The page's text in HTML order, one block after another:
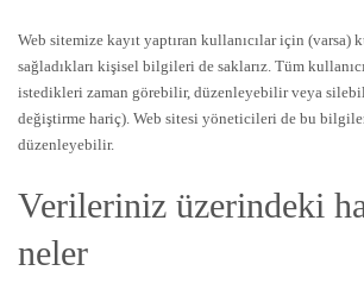
Web sitemize kayıt yaptıran kullanıcılar için (varsa)
sağladıkları kişisel bilgileri de saklarız. Tüm
istedikleri zaman görebilir, düzenleyebilir veya
değiştirme hariç). Web sitesi yöneticileri de bu
düzenleyebilir.
Verileriniz üzerindeki
neler